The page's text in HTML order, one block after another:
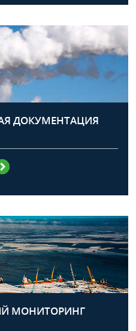
ДОКУМЕНТАЦИЯ
МОНИТОРИНГ